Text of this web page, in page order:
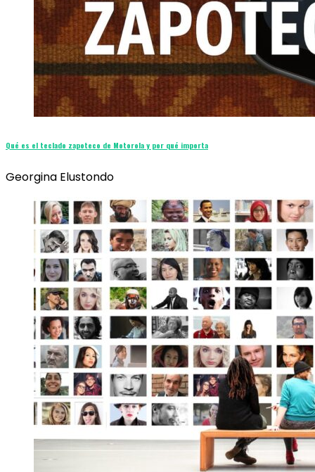
Qué es el teclado zapoteco de Motorola y por qué importa
Georgina Elustondo